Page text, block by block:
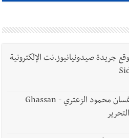
جريدة صيدونيانيوز.نت الإلكترونية
الصحافي السفير غسان محمود الزعتري - Ghassan